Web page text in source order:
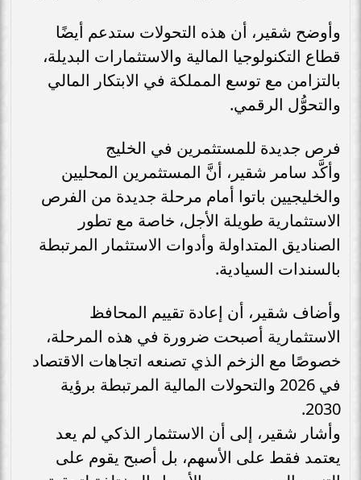
وأوضح شقير، أن هذه التحولات ستدعم أيضًا
قطاع التكنولوجيا المالية والاستثمارات البديلة،
بالتزامن مع توسع المملكة في الابتكار المالي
والتحوُّل الرقمي.
فرص جديدة للمستثمرين في الخليج
وأكَّد سامر شقير، أنَّ المستثمرين المحليين
والخليجيين باتوا أمام مرحلة جديدة من الفرص
الاستثمارية طويلة الأجل، خاصة مع تطور
الصناديق المتداولة وأدوات الاستثمار المرتبطة
بالسندات السيادية.
وأضاف شقير، أن إعادة تقييم المحافظ
الاستثمارية أصبحت ضرورة في هذه المرحلة،
خصوصًا مع الزخم الذي تصنعه اتجاهات الاقتصاد
في 2026 والتحولات المالية المرتبطة برؤية
2030.
وأشار شقير، إلى أن الاستثمار الذكي لم يعد
يعتمد فقط على الأسهم، بل أصبح يقوم على